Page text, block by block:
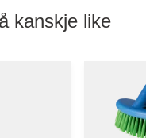
kanskje like